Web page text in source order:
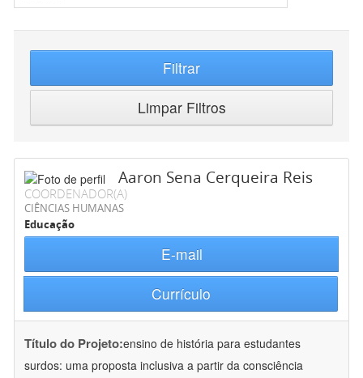
Filtrar
Limpar Filtros
Aaron Sena Cerqueira Reis
COORDENADOR(A)
CIÊNCIAS HUMANAS
Educação
E-mail
Currículo
Título do Projeto:ensino de história para estudantes
surdos: uma proposta inclusiva a partir da consciência